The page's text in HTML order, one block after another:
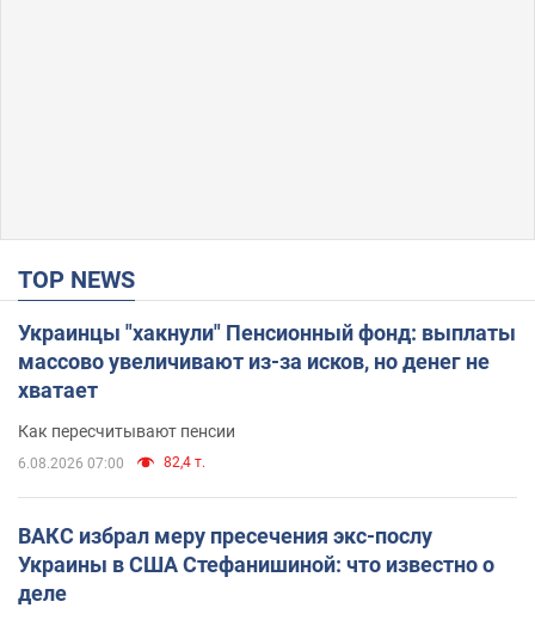
TOP NEWS
Украинцы "хакнули" Пенсионный фонд: выплаты
массово увеличивают из-за исков, но денег не
хватает
Как пересчитывают пенсии
6.08.2026 07:00 82,4 т.
ВАКС избрал меру пресечения экс-послу
Украины в США Стефанишиной: что известно о
деле